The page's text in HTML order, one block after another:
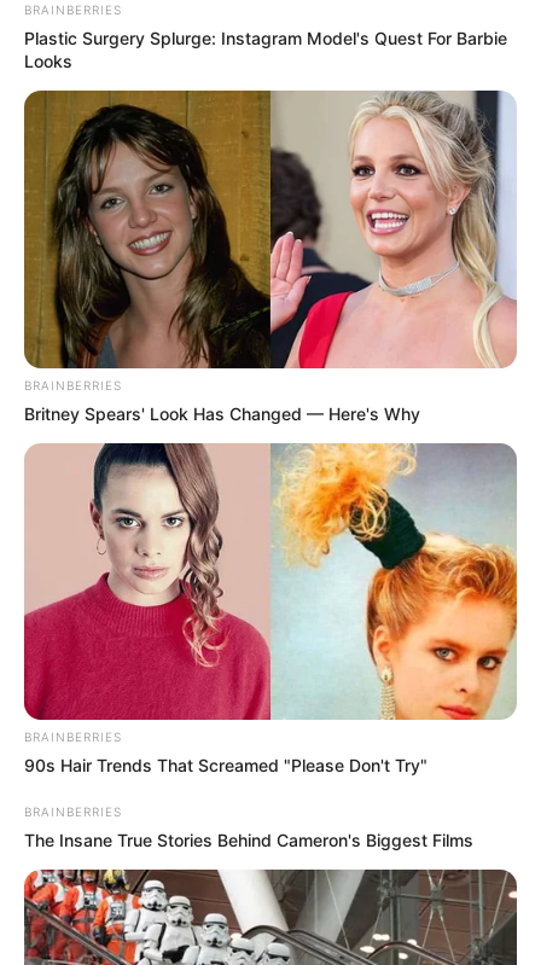
ΣΠΑΜΕ ΤΟ ΜΑΤΡΙΞ – ΤΟ ΒΙΒΛΙΟ
BRAINBERRIES
Plastic Surgery Splurge: Instagram Model's Quest For Barbie
Looks
BRAINBERRIES
Britney Spears' Look Has Changed — Here's Why
BRAINBERRIES
90s Hair Trends That Screamed "Please Don't Try"
BRAINBERRIES
The Insane True Stories Behind Cameron's Biggest Films